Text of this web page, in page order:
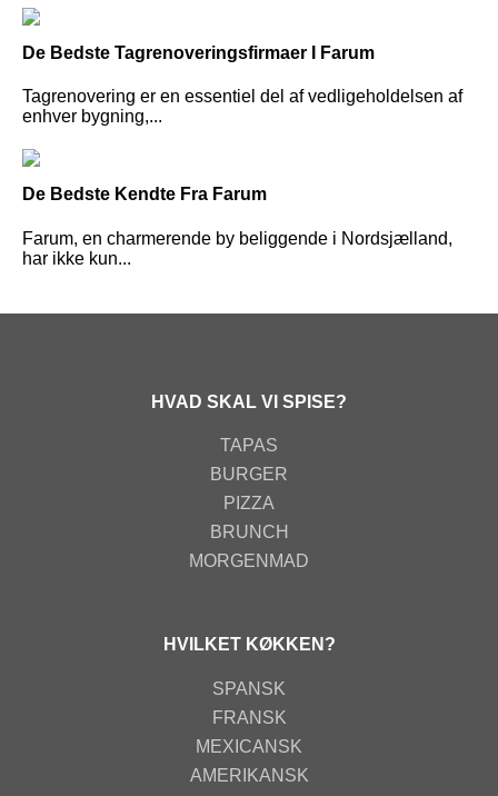
De Bedste Tagrenoveringsfirmaer I Farum
Tagrenovering er en essentiel del af vedligeholdelsen af
enhver bygning,...
De Bedste Kendte Fra Farum
Farum, en charmerende by beliggende i Nordsjælland,
har ikke kun...
HVAD SKAL VI SPISE?
TAPAS
BURGER
PIZZA
BRUNCH
MORGENMAD
HVILKET KØKKEN?
SPANSK
FRANSK
MEXICANSK
AMERIKANSK